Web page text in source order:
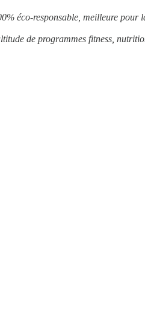
éco-responsable, meilleure
de programmes fitness,